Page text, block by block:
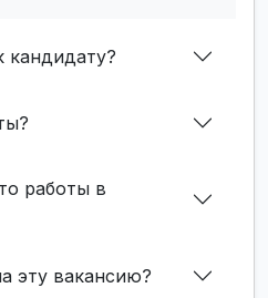
кандидату?
работы в
эту вакансию?